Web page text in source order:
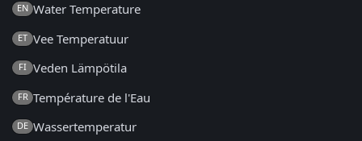
EN Water Temperature
ET Vee Temperatuur
FI Veden Lämpötila
FR Température de l'Eau
DE Wassertemperatur